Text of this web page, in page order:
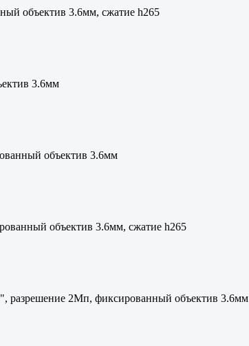
объектив 3.6мм, сжатие h265
3.6мм
объектив 3.6мм
объектив 3.6мм, сжатие h265
разрешение 2Мп, фиксированный объектив 3.6мм